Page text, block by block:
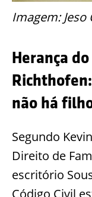
Imagem:
Herança
não há
Segundo
Direito de
escritório